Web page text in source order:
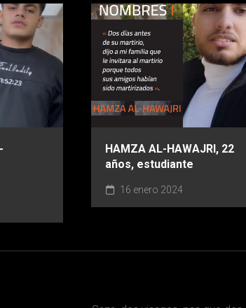
HAMZA AL-HAWAJRI, 22
años, estudiante
16 enero 2024